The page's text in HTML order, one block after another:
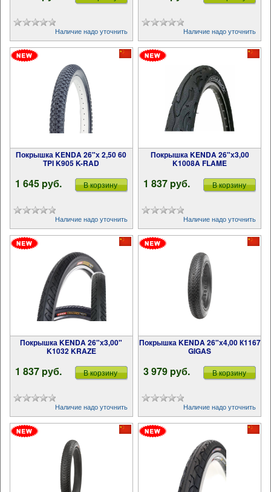
Наличие надо уточнить Наличие надо уточнить
Покрышка KENDA 26"х 2,50 60
TPI K905 K-RAD
1 645 pуб. В корзину
Наличие надо уточнить
Покрышка KENDA 26"х3,00
K1008A FLAME
1 837 pуб. В корзину
Наличие надо уточнить
Покрышка KENDA 26"х3,00"
K1032 KRAZE
1 837 pуб. В корзину
Наличие надо уточнить
Покрышка KENDA 26"х4,00 К1167
GIGAS
3 979 pуб. В корзину
Наличие надо уточнить